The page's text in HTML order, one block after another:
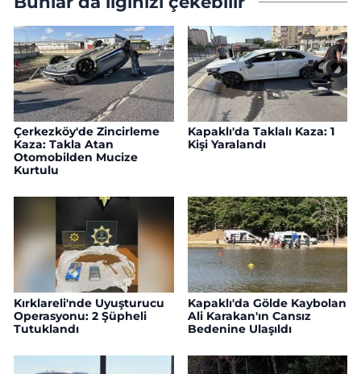
Çerkezköy'de Zincirleme
Kaza: Takla Atan
Otomobilden Mucize
Kurtulu
Kapaklı'da Taklalı Kaza: 1
Kişi Yaralandı
Kırklareli'nde Uyuşturucu
Operasyonu: 2 Şüpheli
Tutuklandı
Kapaklı'da Gölde Kaybolan
Ali Karakan'ın Cansız
Bedenine Ulaşıldı